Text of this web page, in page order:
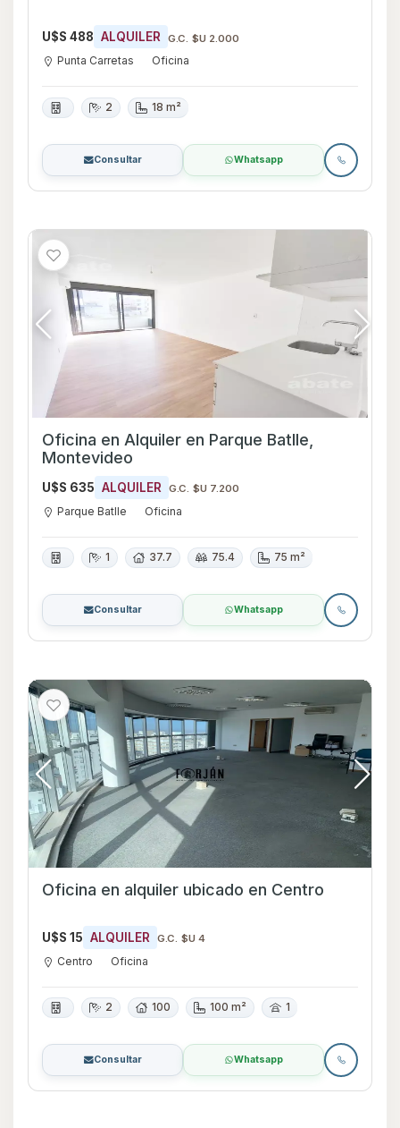
U$S 488 ALQUILER G.C. $U 2.000
Punta Carretas Oficina
2 18 m²
Consultar Whatsapp
Oficina en Alquiler en Parque Batlle,
Montevideo
U$S 635 ALQUILER G.C. $U 7.200
Parque Batlle Oficina
1 37.7 75.4 75 m²
Consultar Whatsapp
Oficina en alquiler ubicado en Centro
U$S 15 ALQUILER G.C. $U 4
Centro Oficina
2 100 100 m² 1
Consultar Whatsapp